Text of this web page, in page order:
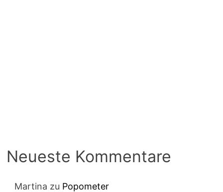
Neueste Kommentare
Martina zu Popometer